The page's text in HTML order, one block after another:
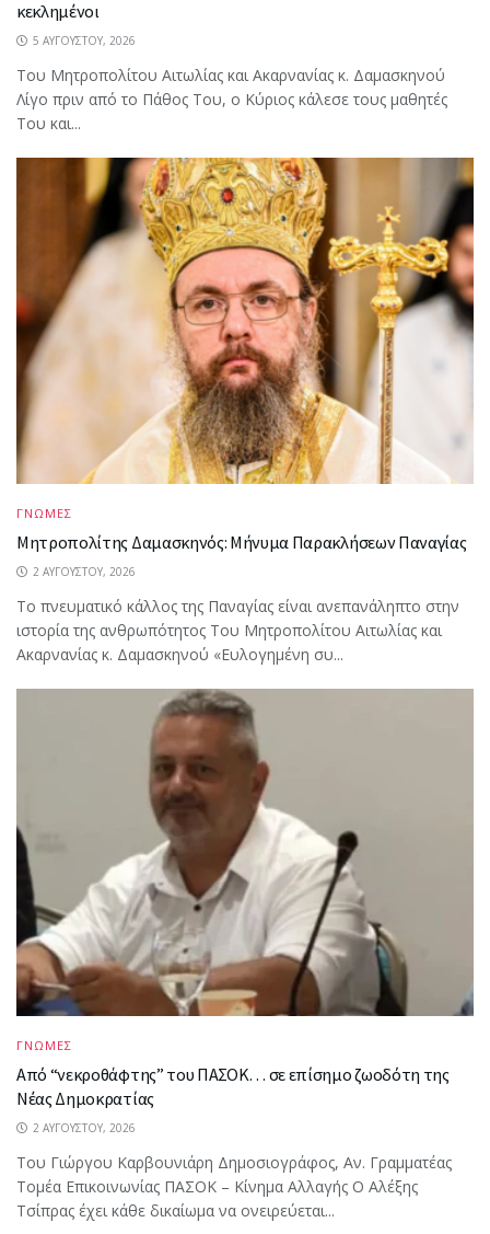
κεκλημένοι
5 ΑΥΓΟΎΣΤΟΥ, 2026
Του Μητροπολίτου Αιτωλίας και Ακαρνανίας κ. Δαμασκηνού
Λίγο πριν από το Πάθος Του, ο Κύριος κάλεσε τους μαθητές
Του και...
ΓΝΩΜΕΣ
Μητροπολίτης Δαμασκηνός: Μήνυμα Παρακλήσεων Παναγίας
2 ΑΥΓΟΎΣΤΟΥ, 2026
Το πνευματικό κάλλος της Παναγίας είναι ανεπανάληπτο στην
ιστορία της ανθρωπότητος Του Μητροπολίτου Αιτωλίας και
Ακαρνανίας κ. Δαμασκηνού «Ευλογημένη συ...
ΓΝΩΜΕΣ
Από “νεκροθάφτης” του ΠΑΣΟΚ… σε επίσημο ζωοδότη της
Νέας Δημοκρατίας
2 ΑΥΓΟΎΣΤΟΥ, 2026
Του Γιώργου Καρβουνιάρη Δημοσιογράφος, Αν. Γραμματέας
Τομέα Επικοινωνίας ΠΑΣΟΚ – Κίνημα Αλλαγής Ο Αλέξης
Τσίπρας έχει κάθε δικαίωμα να ονειρεύεται...